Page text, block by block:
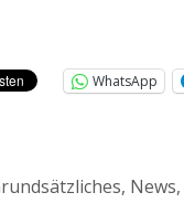
WhatsApp
, News,